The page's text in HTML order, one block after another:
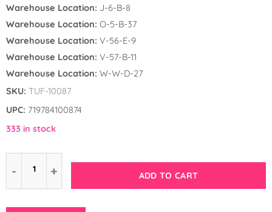
Warehouse Location: J-6-B-8
Warehouse Location: O-5-B-37
Warehouse Location: V-56-E-9
Warehouse Location: V-57-B-11
Warehouse Location: W-W-D-27
SKU: TUF-10087
UPC: 719784100874
333 in stock
ADD TO CART